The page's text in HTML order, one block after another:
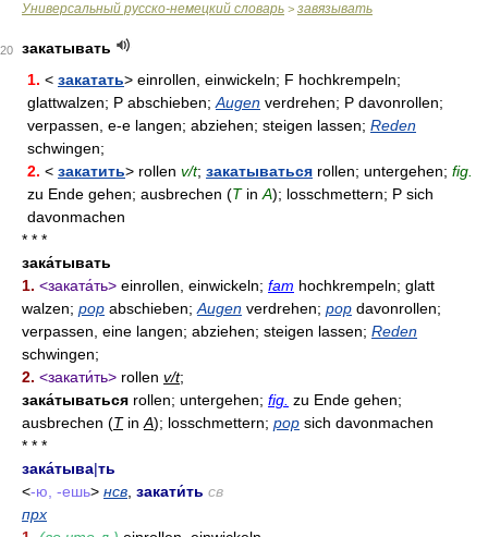
Универсальный русско-немецкий словарь > завязывать
20
закатывать
1. < закатать> einrollen, einwickeln; F hochkrempeln;
glattwalzen; P abschieben;Augen verdrehen; P davonrollen;
verpassen, e-e langen; abziehen; steigen lassen; Reden
schwingen;
2. < закатить> rollen v/t; закатываться rollen; untergehen; fig.
zu Ende gehen; ausbrechen (Т inA); losschmettern; P sich
davonmachen
* * *
зака́тывать
1. <заката́ть> einrollen, einwickeln; fam hochkrempeln; glatt
walzen; pop abschieben;Augen verdrehen; pop davonrollen;
verpassen, eine langen; abziehen; steigen lassen; Reden
schwingen;
2. <закати́ть> rollen v/t;
зака́тываться rollen; untergehen; fig. zu Ende gehen;
ausbrechen (ТinA); losschmettern; pop sich davonmachen
* * *
зака́тыва|ть
<-ю, -ешь> нсв, закати́ть св
прх